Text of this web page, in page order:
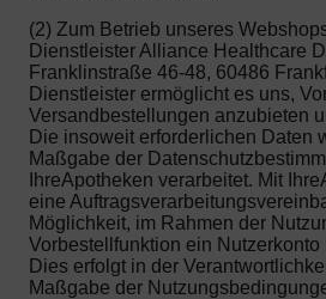
(2) Zum Betrieb unseres
Dienstleister Alliance Healthcare
Franklinstraße 46-48, 60486
Dienstleister ermöglicht es uns,
Versandbestellungen anzubieten
Die insoweit erforderlichen Daten
Maßgabe der
IhreApotheken verarbeitet. Mit
eine
Möglichkeit, im Rahmen der
Vorbestellfunktion ein Nutzerkonto
Dies erfolgt in der
Maßgabe der